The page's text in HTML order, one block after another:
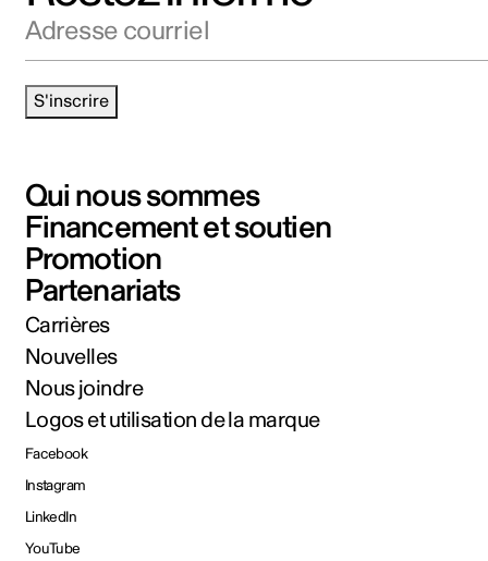
S'inscrire
Qui nous sommes
Financement et soutien
Promotion
Partenariats
Carrières
Nouvelles
Nous joindre
Logos et utilisation de la marque
Facebook
Instagram
LinkedIn
YouTube